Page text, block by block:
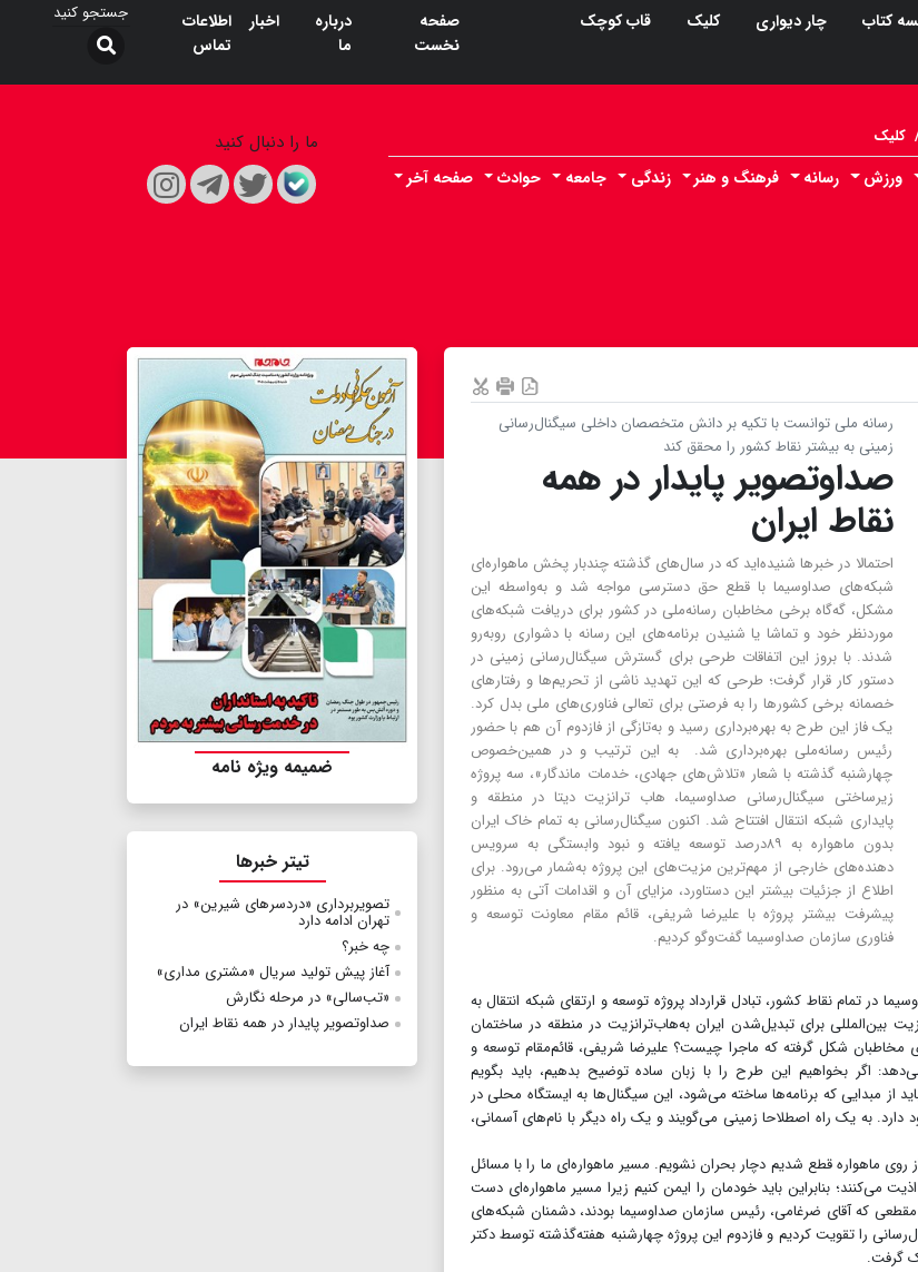
کتاب چار دیواری کلیک
قاب کوچک
صفحه
نخست
درباره
ما
اخبار
اطلاعات
تماس
کلیک
ورزش رسانه فرهنگ و هنر زندگی جامعه حوادث صفحه آخر
ما را دنبال کنید
رسانه ملی توانست با تکیه بر دانش متخصصان داخلی سیگنال‌رسانی
زمینی به بیشتر نقاط کشور را محقق کند
صداوتصویر پایدار در همه
نقاط ایران
احتمالا در خبرها شنیده‌اید که در سال‌های گذشته چندبار پخش ماهواره‌ای
شبکه‌های صداوسیما با قطع حق دسترسی مواجه شد و به‌واسطه این
مشکل، گه‌گاه برخی مخاطبان رسانه‌ملی در کشور برای دریافت شبکه‌های
موردنظر خود و تماشا یا شنیدن برنامه‌های این رسانه با دشواری روبه‌رو
شدند. با بروز این اتفاقات طرحی برای گسترش سیگنال‌رسانی زمینی در
دستور کار قرار گرفت؛ طرحی که این تهدید ناشی از تحریم‌ها و رفتارهای
خصمانه برخی کشورها را به فرصتی برای تعالی فناوری‌های ملی بدل کرد.
یک فاز این طرح به بهره‌برداری رسید و به‌تازگی از فاز‌دوم آن هم با حضور
رئیس‌ رسانه‌ملی بهره‌برداری شد. به این ترتیب و در همین‌خصوص
چهارشنبه گذشته با شعار «تلاش‌های جهادی، خدمات ماندگار»، سه پروژه
زیرساختی سیگنال‌رسانی صداوسیما، هاب ترانزیت دیتا در منطقه و
پایداری شبکه انتقال افتتاح شد. اکنون سیگنال‌رسانی به تمام خاک ایران
بدون ماهواره به ۸۹درصد توسعه یافته و نبود وابستگی به سرویس
دهنده‌های خارجی از مهم‌ترین مزیت‌های این پروژه به‌شمار می‌رود. برای
اطلاع از جزئیات بیشتر این دستاورد، مزایای آن و اقدامات آتی به منظور
پیشرفت بیشتر پروژه با علیرضا شریفی، قائم مقام معاونت توسعه و
فناوری سازمان صداوسیما گفت‌وگو کردیم.
سیگنال‌رسانی صداوسیما در تمام نقاط کشور، تبادل قرارداد پروژه توسعه و ارتقای شبکه انتقال به
ترانزیت بین‌المللی برای تبدیل‌شدن ایران به‌هاب‌ترانزیت در منطقه در ساختمان
مخاطبان شکل گرفته که ماجرا چیست؟ علیرضا شریفی، قائم‌مقام توسعه و
اگر بخواهیم این طرح را با زبان ساده توضیح بدهیم، باید بگویم
از مبدایی که برنامه‌ها ساخته می‌شود، این سیگنال‌ها به ایستگاه محلی در
به یک راه اصطلاحا زمینی می‌گویند و یک راه دیگر با نام‌های آسمانی،
روی ماهواره قطع شدیم دچار بحران نشویم. مسیر ماهواره‌ای ما را با مسائل
می‌کنند؛ بنابراین باید خودمان را ایمن کنیم‌ زیرا مسیر ماهواره‌ای دست
که آقای ضرغامی، رئیس سازمان صداوسیما بودند، دشمنان شبکه‌های
را تقویت کردیم و فاز‌دوم این پروژه‌ چهارشنبه هفته‌گذشته توسط دکتر
گرفت.
ضمیمه ویژه نامه
تیتر خبرها
تصویربرداری «دردسرهای شیرین» در
تهران ادامه دارد
چه خبر؟
آغاز پیش تولید سریال «مشتری مداری»
«تب‌سالی» در مرحله نگارش
صداوتصویر پایدار در همه نقاط ایران